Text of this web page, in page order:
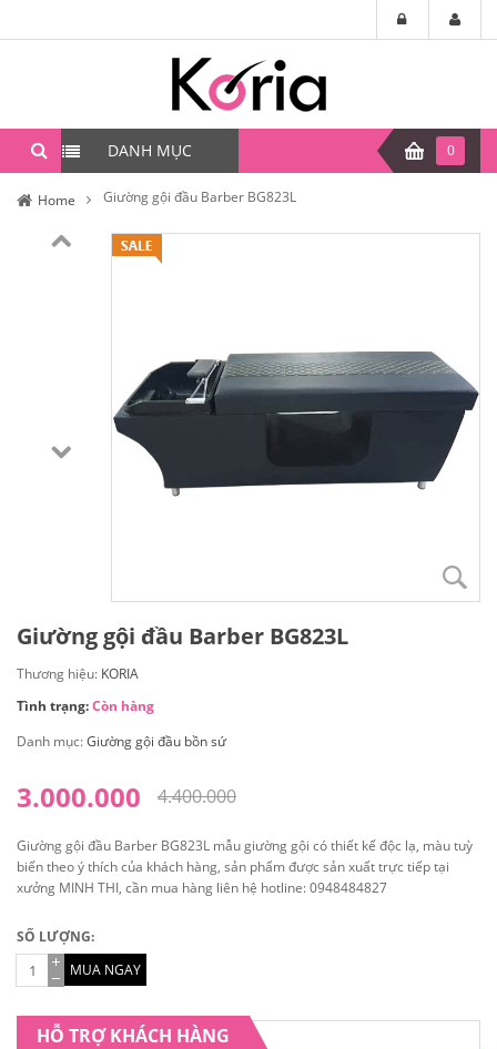
DANH MỤC 0
Home Giường gội đầu Barber BG823L
Giường gội đầu Barber BG823L
Thương hiệu: KORIA
Tình trạng:Còn hàng
Danh mục:Giường gội đầu bồn sứ
4.400.000
3.000.000
Giường gội đầu Barber BG823L mẫu giường gội có thiết kế độc lạ, màu tuỳ
biến theo ý thích của khách hàng, sản phẩm được sản xuất trực tiếp tại
xưởng MINH THI, cần mua hàng liên hệ hotline: 0948484827
SỐ LƯỢNG:
MUA NGAY
HỖ TRỢ KHÁCH HÀNG